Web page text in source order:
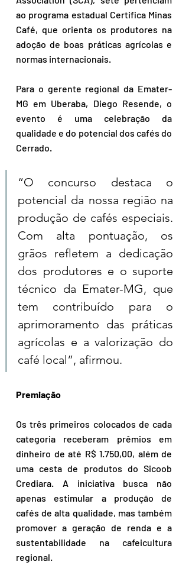
ao programa estadual Certifica Minas
Café, que orienta os produtores na
adoção de boas práticas agrícolas e
normas internacionais.
Para o gerente regional da Emater-
MG em Uberaba, Diego Resende, o
evento é uma celebração da
qualidade e do potencial dos cafés do
Cerrado.
“O concurso destaca o
potencial da nossa região na
produção de cafés especiais.
Com alta pontuação, os
grãos refletem a dedicação
dos produtores e o suporte
técnico da Emater-MG, que
tem contribuído para o
aprimoramento das práticas
agrícolas e a valorização do
café local”, afirmou.
Premiação
Os três primeiros colocados de cada
categoria receberam prêmios em
dinheiro de até R$ 1.750,00, além de
uma cesta de produtos do Sicoob
Crediara. A iniciativa busca não
apenas estimular a produção de
cafés de alta qualidade, mas também
promover a geração de renda e a
sustentabilidade na cafeicultura
regional.